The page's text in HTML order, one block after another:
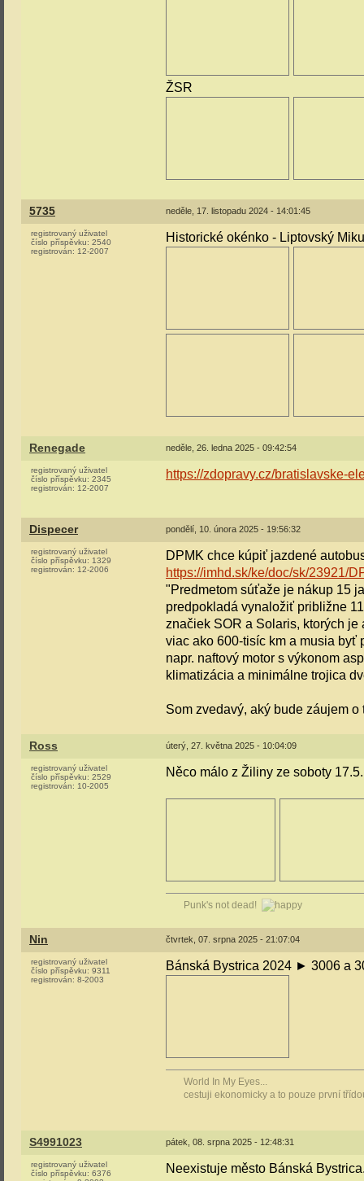
ŽSR
5735 neděle, 17. listopadu 2024 - 14:01:45
registrovaný uživatel
číslo příspěvku: 2540
registrován: 12-2007
Historické okénko - Liptovský
Renegade neděle, 26. ledna 2025 - 09:42:54
registrovaný uživatel
číslo příspěvku: 2345
registrován: 12-2007
https://zdopravy.cz/bratislavske-
Dispecer pondělí, 10. února 2025 - 19:56:32
registrovaný uživatel
číslo příspěvku: 1329
registrován: 12-2006
DPMK chce kúpiť jazdené
https://imhd.sk/ke/doc/sk/23921/
"Predmetom súťaže je nákup 15
predpokladá vynaložiť približne
značiek SOR a Solaris, ktorých
viac ako 600-tisíc km a musia byť
napr. naftový motor s výkonom
klimatizácia a minimálne trojica
Som zvedavý, aký bude záujem o
Ross úterý, 27. května 2025 - 10:04:09
registrovaný uživatel
číslo příspěvku: 2529
registrován: 10-2005
Něco málo z Žiliny ze soboty
Punk's not dead!
Nin čtvrtek, 07. srpna 2025 - 21:07:04
registrovaný uživatel
číslo příspěvku: 9311
registrován: 8-2003
Bánská Bystrica 2024 ► 3006 a
World In My Eyes...
cestuji ekonomicky a to pouze první
S4991023 pátek, 08. srpna 2025 - 12:48:31
registrovaný uživatel
číslo příspěvku: 6376
Neexistuje město Bánská